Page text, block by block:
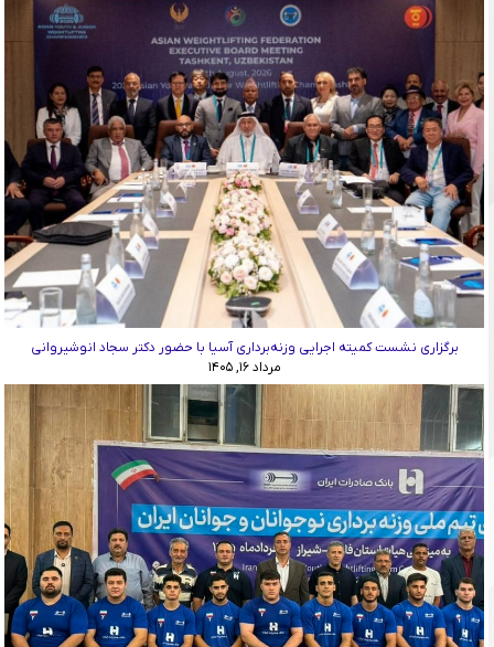
برگزاری نشست کمیته اجرایی وزنه‌برداری آسیا با حضور دکتر سجاد انوشیروانی
مرداد ۱۶, ۱۴۰۵